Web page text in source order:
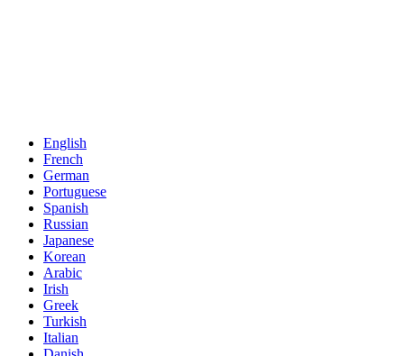
English
French
German
Portuguese
Spanish
Russian
Japanese
Korean
Arabic
Irish
Greek
Turkish
Italian